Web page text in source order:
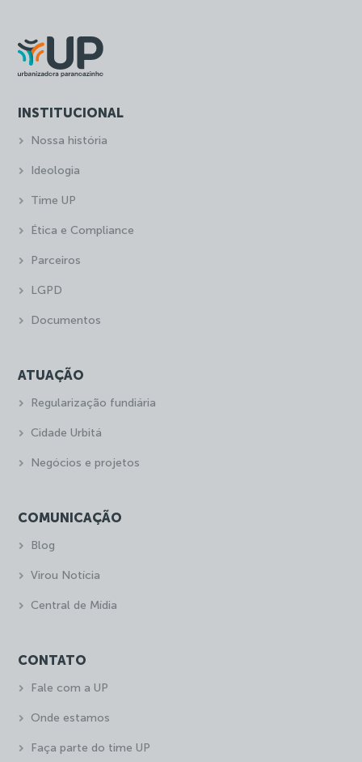
INSTITUCIONAL
Nossa história
Ideologia
Time UP
Ética e Compliance
Parceiros
LGPD
Documentos
ATUAÇÃO
Regularização fundiária
Cidade Urbitá
Negócios e projetos
COMUNICAÇÃO
Blog
Virou Notícia
Central de Mídia
CONTATO
Fale com a UP
Onde estamos
Faça parte do time UP